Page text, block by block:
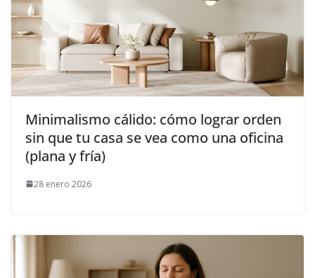
Minimalismo cálido: cómo lograr orden
sin que tu casa se vea como una oficina
(plana y fría)
28 enero 2026